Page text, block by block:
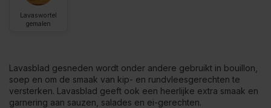
Lavaswortel
gemalen
Lavasblad gesneden wordt onder andere gebruikt in bouillon,
soep en om de smaak van kip- en rundvleesgerechten te
versterken. Lavasblad geeft ook een heerlijke extra smaak en
garnering aan sauzen, salades en ei-gerechten.